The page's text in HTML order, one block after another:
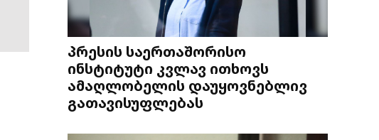
პრესის საერთაშორისო
ინსტიტუტი კვლავ ითხოვს
ამაღლობელის დაუყოვნებლივ
გათავისუფლებას